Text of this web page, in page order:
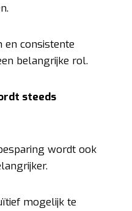
en consistente
belangrijke rol.
steeds
wordt ook
mogelijk te